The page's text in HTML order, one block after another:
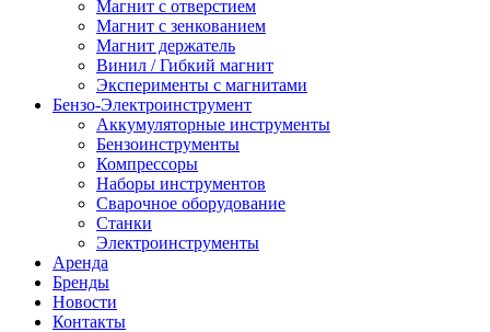
Магнит с отверстием
Магнит с зенкованием
Магнит держатель
Винил / Гибкий магнит
Эксперименты с магнитами
Бензо-Электроинструмент
Аккумуляторные инструменты
Бензоинструменты
Компрессоры
Наборы инструментов
Сварочное оборудование
Станки
Электроинструменты
Аренда
Бренды
Новости
Контакты